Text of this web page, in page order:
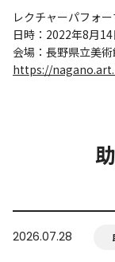
レクチャーパフォ
日時：2022年8月
会場：長野県立美
https://
2026.07.28